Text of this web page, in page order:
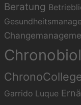
Beratung
Garrido Luque